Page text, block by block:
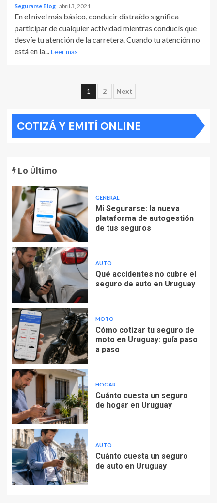
Segurarse Blog abril 3, 2021
En el nivel más básico, conducir distraído significa
participar de cualquier actividad mientras conducís que
desvíe tu atención de la carretera. Cuando tu atención no
está en la...Leer más
Paginación
de
entradas
1 2 Next
COTIZÁ Y EMITÍ ONLINE
Lo Último
GENERAL
Mi Segurarse: la nueva
plataforma de autogestión
de tus seguros
AUTO
Qué accidentes no cubre el
seguro de auto en Uruguay
MOTO
Cómo cotizar tu seguro de
moto en Uruguay: guía paso
a paso
HOGAR
Cuánto cuesta un seguro
de hogar en Uruguay
AUTO
Cuánto cuesta un seguro
de auto en Uruguay